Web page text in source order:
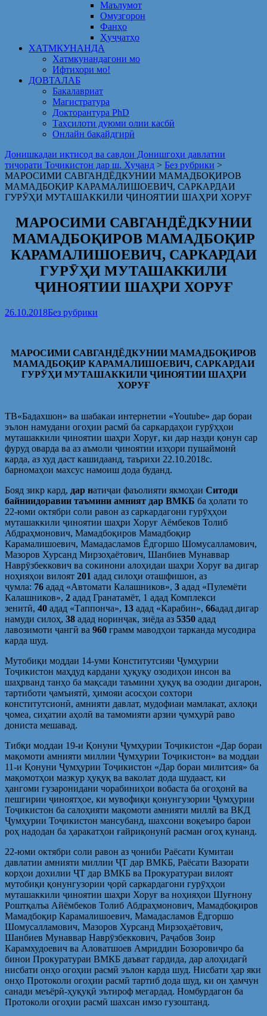
Маълумот
Омузгорон
Фанҳо
Ҳуҷҷатҳо
ХАТМКУНАНДА
Хатмкунандагони мо
Ифтихори мо!
ДОВТАЛАБ
Бакалавриат
Магистратура
Докторантура PhD
Таҳсилоти дуюми олии касбӣ
Онлайн бақайдгирӣ
Донишкадаи иқтисод ва савдои Донишгоҳи давлатии
тиҷорати Тоҷикистон дар ш. Хуҷанд > Без рубрики >
МАРОСИМИ САВГАНДЁДКУНИИ МАМАДБОҚИРОВ
МАМАДБОҚИР КАРАМАЛИШОЕВИЧ, САРКАРДАИ
ГУРӮҲИ МУТАШАККИЛИ ҶИНОЯТИИ ШАҲРИ ХОРУҒ
МАРОСИМИ САВГАНДЁДКУНИИ
МАМАДБОҚИРОВ МАМАДБОҚИР
КАРАМАЛИШОЕВИЧ, САРКАРДАИ
ГУРӮҲИ МУТАШАККИЛИ
ҶИНОЯТИИ ШАҲРИ ХОРУҒ
26.10.2018Без рубрики
МАРОСИМИ САВГАНДЁДКУНИИ МАМАДБОҚИРОВ
МАМАДБОҚИР КАРАМАЛИШОЕВИЧ, САРКАРДАИ
ГУРӮҲИ МУТАШАККИЛИ ҶИНОЯТИИ ШАҲРИ
ХОРУҒ
ТВ«Бадахшон» ва шабакаи интернетии «Youtube» дар бораи
эълон намудани огоҳии расмӣ ба саркардаҳои гурӯҳҳои
муташаккили ҷиноятии шаҳри Хоруғ, ки дар назди қонун сар
фуруд оварда ва аз аъмоли ҷиноятии изҳори пушаймонӣ
карда, аз худ даст кашидаанд, таърихи 22.10.2018с.
барномаҳои махсус намоиш дода буданд.
Бояд зикр кард, дар натиҷаи фаъолияти якмоҳаи Ситоди
байниидоравии таъмини амният дар ВМКБ ба ҳолати то
22-юми октябри соли равон аз саркардагони гурӯҳҳои
муташаккили ҷиноятии шаҳри Хоруғ Аёмбеков Толиб
Абдраҳмонович, Мамадбоқиров Мамадбоқир
Карамалишоевич, Мамадасламов Ёдгоршо Шомусалламович,
Мазоров Хурсанд Мирзоҳаётович, Шанбиев Мунаввар
Наврӯзбеккович ва сокинони алоҳидаи шаҳри Хоруғ ва дигар
ноҳияҳои вилоят 201 адад силоҳи оташфишон, аз
ҷумла: 76 адад «Автомати Калашников», 3 адад «Пулемёти
Калашников», 2 адад Гранатамёт, 1 адад Комплекси
зенитӣ, 40 адад «Таппонча», 13 адад «Карабин», 66адад дигар
намуди силоҳ, 38 адад норинҷак, зиёда аз 5350 адад
лавозимоти ҷангӣ ва 960 грамм маводҳои тарканда мусодира
карда шуд.
Мутобиқи моддаи 14-уми Конститутсияи Ҷумҳурии
Тоҷикистон маҳдуд кардани ҳуқуқу озодиҳои инсон ва
шаҳрванд танҳо ба мақсади таъмини ҳуқуқ ва озодии дигарон,
тартиботи ҷамъиятӣ, ҳимояи асосҳои сохтори
конститутсионӣ, амнияти давлат, мудофиаи мамлакат, ахлоқи
ҷомеа, сиҳатии аҳолӣ ва тамомияти арзии ҷумҳурӣ раво
дониста мешавад.
Тибқи моддаи 19-и Қонуни Ҷумҳурии Тоҷикистон «Дар бораи
мақомоти амнияти миллии Ҷумҳурии Тоҷикистон» ва моддаи
11-и Қонуни Ҷумҳурии Тоҷикистон «Дар бораи милитсия» ба
мақомотҳои мазкур ҳуқуқ ва ваколат дода шудааст, ки
ҳангоми гузаронидани чорабиниҳои вобаста ба огоҳонӣ ва
пешгирии ҷиноятҳое, ки мувофиқи қонунгузории Ҷумҳурии
Тоҷикистон ба салоҳияти мақомоти амнияти миллӣ ва ВКД
Ҷумҳурии Тоҷикистон мансубанд, шахсони воқеъиро барои
роҳ надодан ба ҳаракатҳои ғайриқонунӣ расман огоҳ кунанд.
22-юми октябри соли равон аз ҷониби Раёсати Кумитаи
давлатии амнияти миллии ҶТ дар ВМКБ, Раёсати Вазорати
корҳои дохилии ҶТ дар ВМКБ ва Прокуратураи вилоят
мутобиқи қонунгузории ҷорӣ саркардагони гурӯҳҳои
муташаккили ҷиноятии шаҳри Хоруғ ва ноҳияҳои Шуғнону
Роштқалъа Айёмбеков Толиб Абдраҳмонович, Мамадбоқиров
Мамадбоқир Карамалишоевич, Мамадасламов Ёдгоршо
Шомусалламович, Мазоров Хурсанд Мирзоҳаётович,
Шанбиев Мунаввар Наврӯзбеккович, Раҷабов Зоир
Карамхудоевич ва Аловатшоев Амриддин Бозоровичро ба
бинои Прокуратураи ВМКБ даъват гардида, дар алоҳидагӣ
нисбати онҳо огоҳии расмӣ эълон карда шуд. Нисбати ҳар яки
онҳо Протоколи огоҳии расмӣ тартиб дода шуд, ки он ҳамчун
санади меъёрӣ-ҳуқуқӣ эътироф мегардад. Номбурдагон ба
Протоколи огоҳии расмӣ шахсан имзо гузоштанд.